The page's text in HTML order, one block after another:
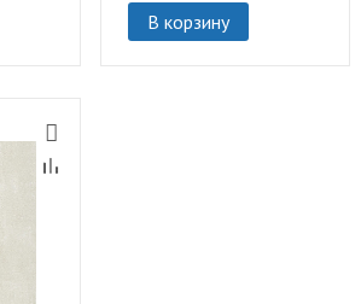
В корзину